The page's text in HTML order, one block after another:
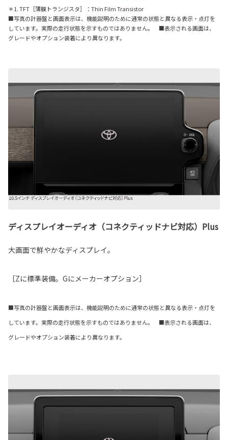
＊1. TFT［薄膜トランジスタ］：Thin Film Transistor
■写真の計器盤と画面表示は、機能説明のために通常の状態と異なる表示・点灯を
しています。実際の走行状態を示すものではありません。 ■表示される画面は、
グレードやオプション装着により異なります。
ディスプレイオーディオ（コネクティッドナビ対応）Plus
大画面で鮮やかなディスプレイ。
［Zに標準装備。Gにメーカーオプション］
■写真の計器盤と画面表示は、機能説明のために通常の状態と異なる表示・点灯を
しています。実際の走行状態を示すものではありません。 ■表示される画面は、
グレードやオプション装着により異なります。